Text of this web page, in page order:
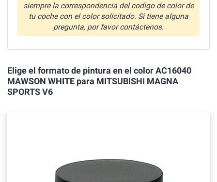
siempre la correspondencia del codigo de color de
tu coche con el color solicitado. Si tiene alguna
pregunta, por favor contáctenos.
Elige el formato de pintura en el color AC16040
MAWSON WHITE para MITSUBISHI MAGNA
SPORTS V6